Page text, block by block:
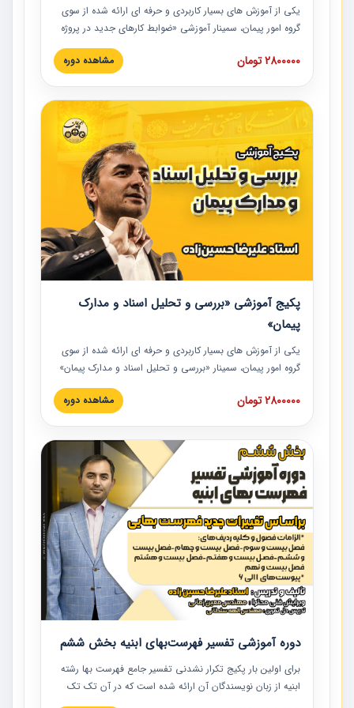
یکی از آموزش‏‏‏‏‏‏ های بسیار کاربردی و حرفه‏ ای ارائه شده از سوی
گروه امور پیمان، سمینار آموزشی «ضوابط کارهای جدید در پروژه
های عمرانی» چالش ها، تخلفات و راه حل ها با نگرش قراردادی
است که در محل سندیکای شرکت های ساختمانی کشور ارائه شد.
مدارک پیمان به همراه تجربیات عملی ارائه شده است.
2800000 تومان مشاهده دوره
پکیج آموزشی «بررسی و تحلیل اسناد و مدارک
پیمان»
یکی از آموزش‏‏‏‏‏‏ های بسیار کاربردی و حرفه‏ ای ارائه شده از سوی
گروه امور پیمان، سمینار «بررسی و تحلیل اسناد و مدارک پیمان»
است که در دانشگاه صنعتی شریف ارائه شد. در این آموزش
نکات کلیدی مربوط به اسناد و مدارک پیمان، اولویت بندی اسناد
پیمان به همراه تجربیات عملی در این خصوص ارائه شده است.
2800000 تومان مشاهده دوره
دوره آموزشی تفسیر فهرست‌بهای ابنیه بخش ششم
برای اولین بار پکیج تکرار نشدنی تفسیر جامع فهرست بها رشته
ابنیه از زبان نویسندگان آن ارائه شده است که در آن تک تک
ردیف ها و مطالب فهرست بها تفسیر و ارائه شده است. این